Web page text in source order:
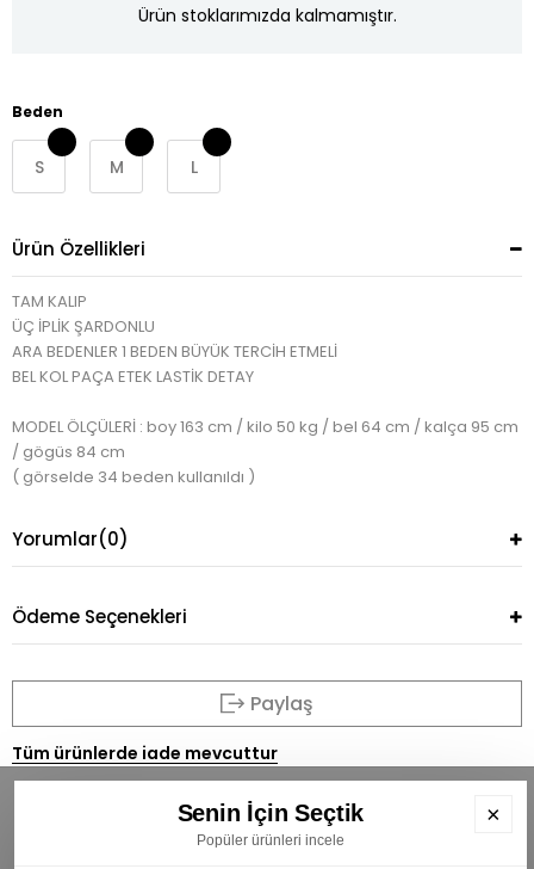
Ürün stoklarımızda kalmamıştır.
Beden
S M L
Ürün Özellikleri
TAM KALIP
ÜÇ İPLİK ŞARDONLU
ARA BEDENLER 1 BEDEN BÜYÜK TERCİH ETMELİ
BEL KOL PAÇA ETEK LASTİK DETAY
MODEL ÖLÇÜLERİ : boy 163 cm / kilo 50 kg / bel 64 cm / kalça 95 cm
/ gögüs 84 cm
( görselde 34 beden kullanıldı )
Yorumlar(0)
Ödeme Seçenekleri
Paylaş
Tüm ürünlerde iade mevcuttur
Senin İçin Seçtik
Popüler ürünleri incele
×